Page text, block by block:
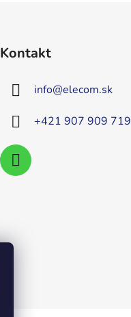
Kontakt
info@elecom.sk
+421 907 909 719